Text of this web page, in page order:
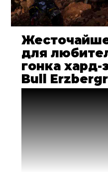
для
гонка хард-
Bull